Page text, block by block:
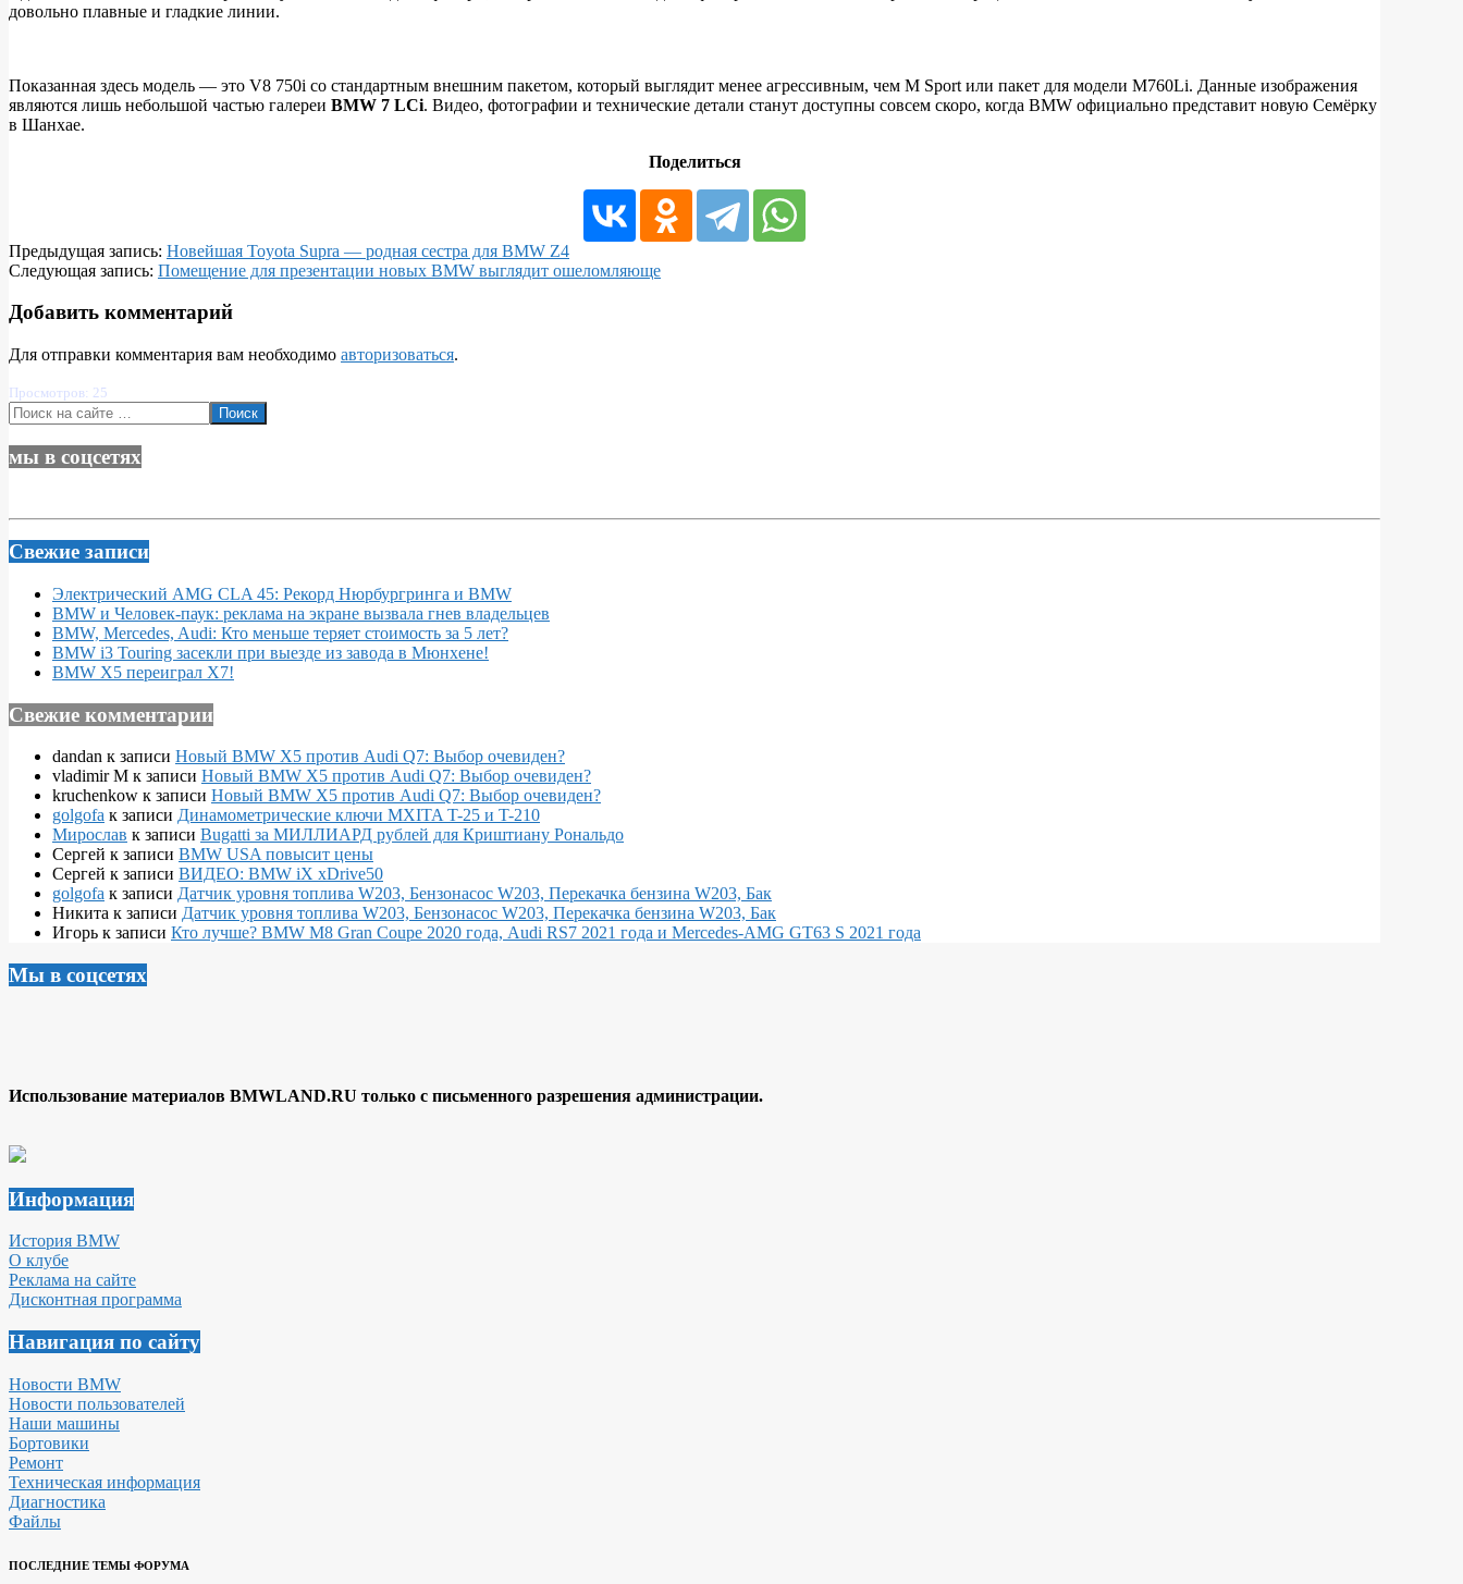
довольно плавные и гладкие линии.
Показанная здесь модель — это V8 750i со стандартным внешним пакетом, который выглядит менее агрессивным, чем M Sport или пакет для модели M760Li. Данные изображения
являются лишь небольшой частью галереи BMW 7 LCi. Видео, фотографии и технические детали станут доступны совсем скоро, когда BMW официально представит новую Семёрку
в Шанхае.
Поделиться
2019-
01-
Предыдущая запись: Новейшая Toyota Supra — родная сестра для BMW Z4
Следующая запись: Помещение для презентации новых BMW выглядит ошеломляюще
Добавить комментарий
Для отправки комментария вам необходимо авторизоваться.
Просмотров: 25
Поиск
мы в соцсетях
Свежие записи
Электрический AMG CLA 45: Рекорд Нюрбургринга и BMW
BMW и Человек-паук: реклама на экране вызвала гнев владельцев
BMW, Mercedes, Audi: Кто меньше теряет стоимость за 5 лет?
BMW i3 Touring засекли при выезде из завода в Мюнхене!
BMW X5 переиграл X7!
Свежие комментарии
dandan к записи Новый BMW X5 против Audi Q7: Выбор очевиден?
vladimir M к записи Новый BMW X5 против Audi Q7: Выбор очевиден?
kruchenkow к записи Новый BMW X5 против Audi Q7: Выбор очевиден?
golgofa к записи Динамометрические ключи MXITA T-25 и T-210
Мирослав к записи Bugatti за МИЛЛИАРД рублей для Криштиану Рональдо
Сергей к записи BMW USA повысит цены
Сергей к записи ВИДЕО: BMW iX xDrive50
golgofa к записи Датчик уровня топлива W203, Бензонасос W203, Перекачка бензина W203, Бак
Никита к записи Датчик уровня топлива W203, Бензонасос W203, Перекачка бензина W203, Бак
Игорь к записи Кто лучше? BMW M8 Gran Coupe 2020 года, Audi RS7 2021 года и Mercedes-AMG GT63 S 2021 года
Мы в соцсетях
Использование материалов BMWLAND.RU только с письменного разрешения администрации.
Информация
История BMW
О клубе
Реклама на сайте
Дисконтная программа
Навигация по сайту
Новости BMW
Новости пользователей
Наши машины
Бортовики
Ремонт
Техническая информация
Диагностика
Файлы
ПОСЛЕДНИЕ ТЕМЫ ФОРУМА